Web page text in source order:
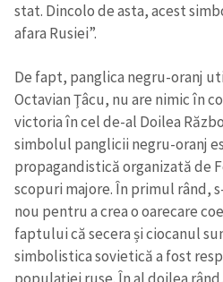
stat. Dincolo de asta, acest
afara Rusiei”.
De fapt, panglica negru-oranj
Octavian Ţâcu, nu are nimic în
victoria în cel de-al Doilea
simbolul panglicii negru-oranj
propagandistică organizată de
scopuri majore. În primul rând,
nou pentru a crea o oarecare
faptului că secera și ciocanul
simbolistica sovietică a fost
TRIMITE ȘTIREA